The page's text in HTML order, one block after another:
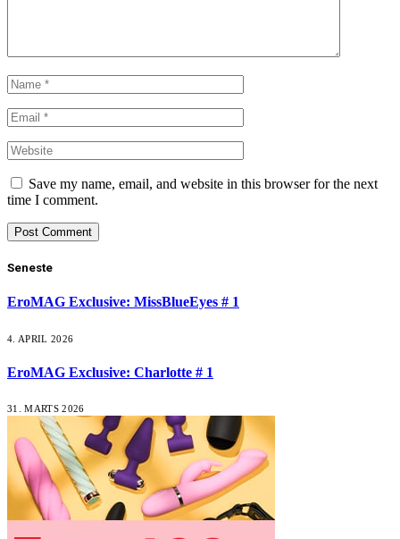
Save my name, email, and website in this browser for the next
time I comment.
Seneste
EroMAG Exclusive: MissBlueEyes # 1
4. APRIL 2026
EroMAG Exclusive: Charlotte # 1
31. MARTS 2026